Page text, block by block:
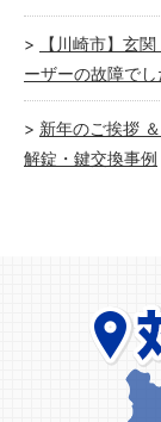
【川崎市】玄
ーザーの故障でし
新年のご挨拶
解錠・鍵交換事例